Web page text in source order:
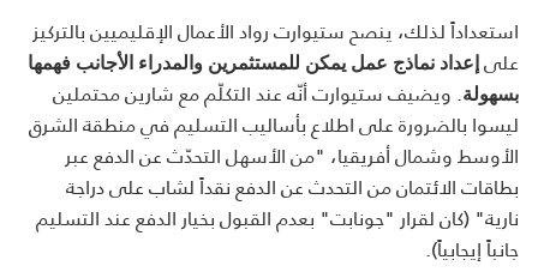
استعداداً لذلك، ينصح ستيوارت رواد الأعمال الإقليميين بالتركيز
علىإعداد نماذج عمل يمكن للمستثمرين والمدراء الأجانب فهمها
بسهولة. ويضيف ستيوارت أنّه عند التكلّم مع شارين محتملين
ليسوا بالضرورة على اطلاع بأساليب التسليم في منطقة الشرق
الأوسط وشمال أفريقيا، "من الأسهل التحدّث عن الدفع عبر
بطاقات الائتمان من التحدث عن الدفع نقداً لشاب على دراجة
نارية" (كان لقرار "جونابت" بعدم القبول بخيار الدفع عند التسليم
جانباً إيجابياً).